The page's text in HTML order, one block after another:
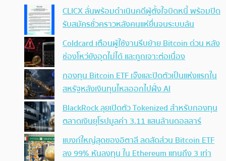
CLICX ลั่นพร้อมดำเนินคดีผู้ตั้งใจบิดหนี้ พร้อมปิด
รับสมัครชั่วคราวหลังคนแห่ยื่นจนระบบล้น
Coldcard เตือนผู้ใช้งานรีบย้าย Bitcoin ด่วน หลัง
ช่องโหว่ยังอุดไม่ได้ และถูกเจาะต่อเนื่อง
กองทุน Bitcoin ETF เจ๊งและปิดตัวเป็นแห่งแรกใน
สหรัฐหลังเงินทุนไหลออกไปฝั่ง AI
BlackRock ลุยเปิดตัว Tokenized สำหรับกองทุน
ตลาดเงินยุโรปมูลค่า 3.11 แสนล้านดอลลาร์
แบงก์ใหญ่สุดของอิตาลี ลดสัดส่วน Bitcoin ETF
ลง 99% หันลงทุน ใน Ethereum แทนถึง 3 เท่า